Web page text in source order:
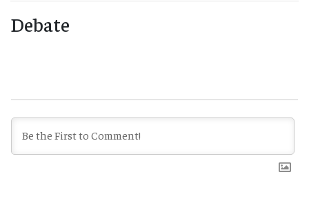
Debate